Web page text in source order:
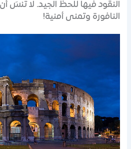
النقود فيها للحظ الجيد. لا تنسَ
النافورة وتمنى أمنية!